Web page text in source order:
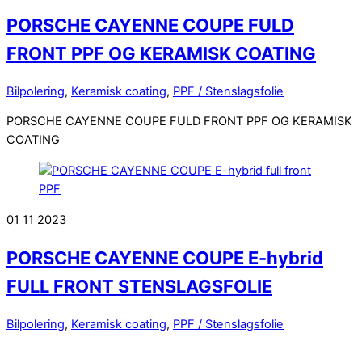
PORSCHE CAYENNE COUPE FULD
FRONT PPF OG KERAMISK COATING
Bilpolering, Keramisk coating, PPF / Stenslagsfolie
PORSCHE CAYENNE COUPE FULD FRONT PPF OG KERAMISK
COATING
01 11 2023
PORSCHE CAYENNE COUPE E-hybrid
FULL FRONT STENSLAGSFOLIE
Bilpolering, Keramisk coating, PPF / Stenslagsfolie